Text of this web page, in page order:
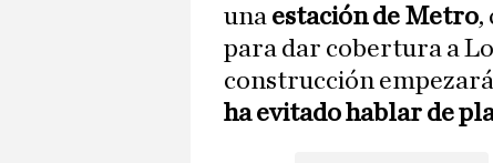
una estación de Metro,
para dar cobertura a
construcción
ha evitado hablar de